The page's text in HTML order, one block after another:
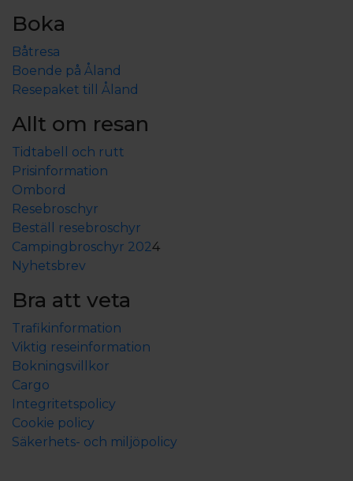
Boka
Båtresa
Boende på Åland
Resepaket till Åland
Allt om resan
Tidtabell och rutt
Prisinformation
Ombord
Resebroschyr
Beställ resebroschyr
Campingbroschyr 2024
Nyhetsbrev
Bra att veta
Trafikinformation
Viktig reseinformation
Bokningsvillkor
Cargo
Integritetspolicy
Cookie policy
Säkerhets- och miljöpolicy